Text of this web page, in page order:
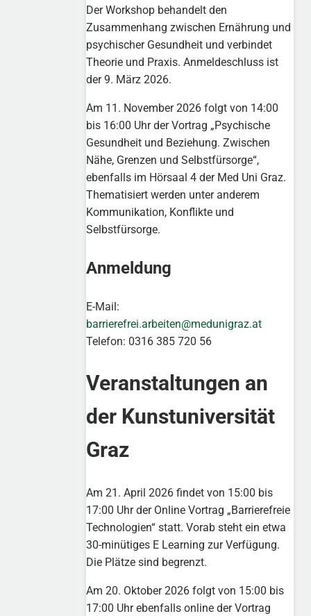
Der Workshop behandelt den
Zusammenhang zwischen Ernährung und
psychischer Gesundheit und verbindet
Theorie und Praxis. Anmeldeschluss ist
der 9. März 2026.
Am 11. November 2026 folgt von 14:00
bis 16:00 Uhr der Vortrag „Psychische
Gesundheit und Beziehung. Zwischen
Nähe, Grenzen und Selbstfürsorge“,
ebenfalls im Hörsaal 4 der Med Uni Graz.
Thematisiert werden unter anderem
Kommunikation, Konflikte und
Selbstfürsorge.
Anmeldung
E-Mail:
barrierefrei.arbeiten@medunigraz.at
Telefon: 0316 385 720 56
Veranstaltungen an
der Kunstuniversität
Graz
Am 21. April 2026 findet von 15:00 bis
17:00 Uhr der Online Vortrag „Barrierefreie
Technologien“ statt. Vorab steht ein etwa
30-minütiges E Learning zur Verfügung.
Die Plätze sind begrenzt.
Am 20. Oktober 2026 folgt von 15:00 bis
17:00 Uhr ebenfalls online der Vortrag